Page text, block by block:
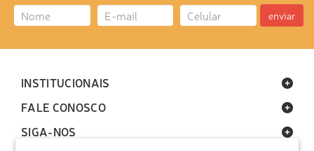
enviar
INSTITUCIONAIS
FALE CONOSCO
SIGA-NOS